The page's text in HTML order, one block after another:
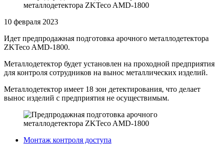
10 февраля 2023
Идет предпродажная подготовка арочного металлодетектора
ZKTeco AMD-1800.
Металлодетектор будет установлен на проходной предприятия
для контроля сотрудников на вынос металлических изделий.
Металлодетектор имеет 18 зон детектирования, что делает
вынос изделий с предприятия не осуществимым.
Монтаж контроля доступа